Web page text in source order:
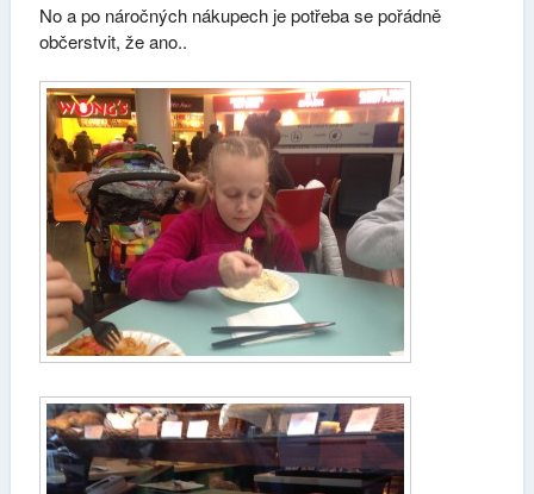
No a po náročných nákupech je potřeba se pořádně
občerstvit, že ano..